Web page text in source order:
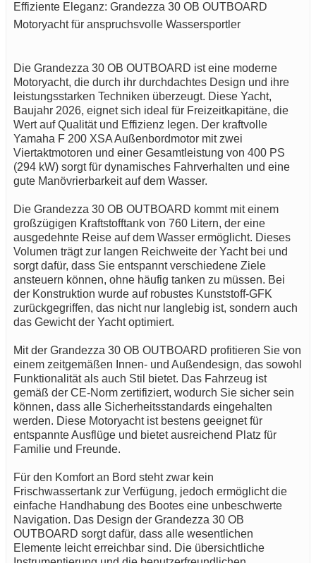
Effiziente Eleganz: Grandezza 30 OB OUTBOARD
Motoryacht für anspruchsvolle Wassersportler
Die Grandezza 30 OB OUTBOARD ist eine moderne
Motoryacht, die durch ihr durchdachtes Design und ihre
leistungsstarken Techniken überzeugt. Diese Yacht,
Baujahr 2026, eignet sich ideal für Freizeitkapitäne, die
Wert auf Qualität und Effizienz legen. Der kraftvolle
Yamaha F 200 XSA Außenbordmotor mit zwei
Viertaktmotoren und einer Gesamtleistung von 400 PS
(294 kW) sorgt für dynamisches Fahrverhalten und eine
gute Manövrierbarkeit auf dem Wasser.
Die Grandezza 30 OB OUTBOARD kommt mit einem
großzügigen Kraftstofftank von 760 Litern, der eine
ausgedehnte Reise auf dem Wasser ermöglicht. Dieses
Volumen trägt zur langen Reichweite der Yacht bei und
sorgt dafür, dass Sie entspannt verschiedene Ziele
ansteuern können, ohne häufig tanken zu müssen. Bei
der Konstruktion wurde auf robustes Kunststoff-GFK
zurückgegriffen, das nicht nur langlebig ist, sondern auch
das Gewicht der Yacht optimiert.
Mit der Grandezza 30 OB OUTBOARD profitieren Sie von
einem zeitgemäßen Innen- und Außendesign, das sowohl
Funktionalität als auch Stil bietet. Das Fahrzeug ist
gemäß der CE-Norm zertifiziert, wodurch Sie sicher sein
können, dass alle Sicherheitsstandards eingehalten
werden. Diese Motoryacht ist bestens geeignet für
entspannte Ausflüge und bietet ausreichend Platz für
Familie und Freunde.
Für den Komfort an Bord steht zwar kein
Frischwassertank zur Verfügung, jedoch ermöglicht die
einfache Handhabung des Bootes eine unbeschwerte
Navigation. Das Design der Grandezza 30 OB
OUTBOARD sorgt dafür, dass alle wesentlichen
Elemente leicht erreichbar sind. Die übersichtliche